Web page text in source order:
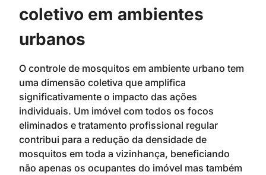
coletivo em ambientes
urbanos
O controle de mosquitos em ambiente urbano tem
uma dimensão coletiva que amplifica
significativamente o impacto das ações
individuais. Um imóvel com todos os focos
eliminados e tratamento profissional regular
contribui para a redução da densidade de
mosquitos em toda a vizinhança, beneficiando
não apenas os ocupantes do imóvel mas também